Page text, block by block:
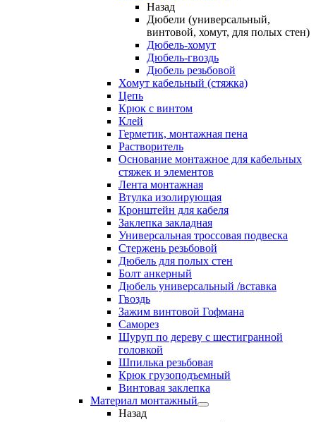
Назад
Дюбели (универсальный,
винтовой, хомут, для полых стен)
Дюбель-хомут
Дюбель-гвоздь
Дюбель резьбовой
Хомут кабельный (стяжка)
Цепь
Крюк с винтом
Клей
Герметик, монтажная пена
Растворитель
Основание монтажное для кабельных
стяжек и элементов
Лента монтажная
Втулка изолирующая
Кронштейн для кабеля
Заклепка закладная
Универсальная троссовая подвеска
Стержень резьбовой
Дюбель для полых стен
Болт анкерный
Дюбель универсальный /вставка
Гвоздь
Зажим винтовой Гофмана
Саморез
Шуруп по дереву с шестигранной
головкой
Шпилька резьбовая
Крюк грузоподъемный
Винтовая заклепка
Материал монтажный
Назад